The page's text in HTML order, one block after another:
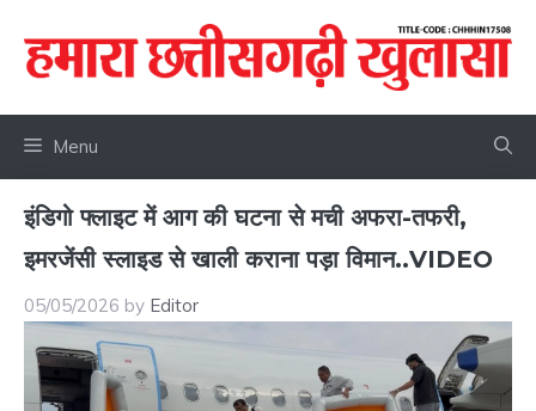
content
Menu
इंडिगो फ्लाइट में आग की घटना से मची अफरा-तफरी,
इमरजेंसी स्लाइड से खाली कराना पड़ा विमान..VIDEO
05/05/2026 by Editor